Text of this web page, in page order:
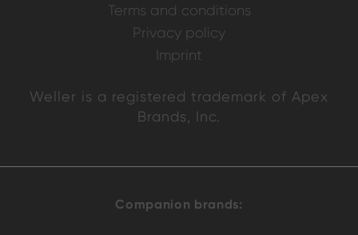
Terms and conditions
Privacy policy
Imprint
Weller is a registered trademark of Apex
Brands, Inc.
Companion brands: